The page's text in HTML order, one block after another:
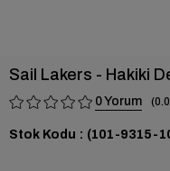
Sail Lakers - Hakiki
0 0.0
Stok Kodu (101-9315-